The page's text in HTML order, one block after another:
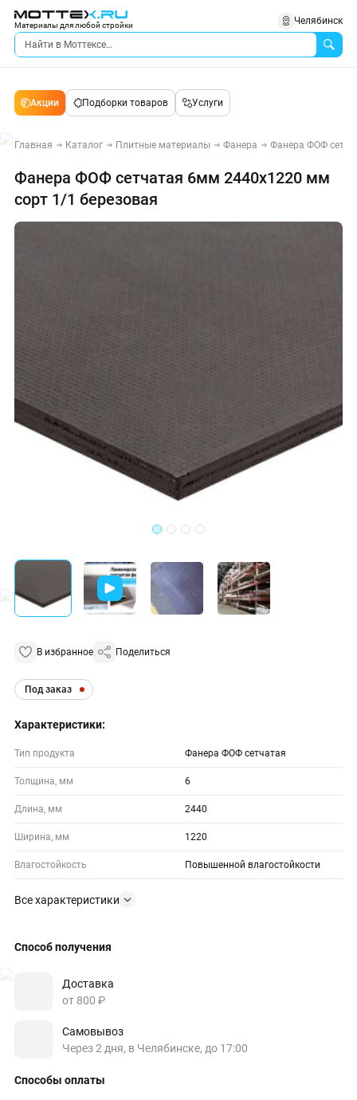
Материалы для любой стройки Челябинск
Акции Подборки товаров Услуги
Главная Каталог Плитные материалы Фанера Фанера ФОФ
Фанера ФОФ сетчатая 6мм 2440х1220 мм
сорт 1/1 березовая
В избранное Поделиться
Под заказ
Характеристики:
Тип продукта Фанера ФОФ сетчатая
Толщина, мм 6
Длина, мм 2440
Ширина, мм 1220
Влагостойкость Повышенной влагостойкости
Все характеристики
Способ получения
Доставка
от 800 ₽
Самовывоз
Через 2 дня, в Челябинске, до 17:00
Способы оплаты